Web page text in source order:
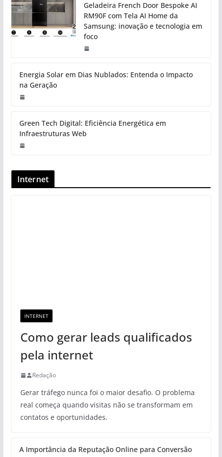
Geladeira French Door Bespoke AI
RM90F com Tela AI Home da
Samsung: inovação e tecnologia em
foco
Energia Solar em Dias Nublados: Entenda o Impacto
na Geração
Green Tech Digital: Eficiência Energética em
Infraestruturas Web
Internet
INTERNET
Como gerar leads qualificados
pela internet
Redação
Gerar tráfego nunca foi o maior desafio. O problema
real começa quando visitas não se transformam em
contatos e oportunidades.
A Importância da Reputação Online para Conversão